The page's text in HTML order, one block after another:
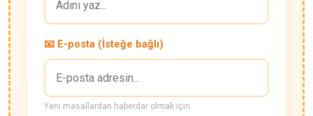
📧 E-posta (İsteğe bağlı)
Yeni masallardan haberdar olmak için